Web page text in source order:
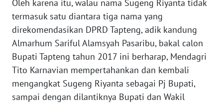
Oleh karena itu, walau nama Sugeng Riyanta tidak
termasuk satu diantara tiga nama yang
direkomendasikan DPRD Tapteng, adik kandung
Almarhum Sariful Alamsyah Pasaribu, bakal calon
Bupati Tapteng tahun 2017 ini berharap, Mendagri
Tito Karnavian mempertahankan dan kembali
mengangkat Sugeng Riyanta sebagai Pj Bupati,
sampai dengan dilantiknya Bupati dan Wakil
WN
NUSANTARA
JOGJA
WN
JATIM